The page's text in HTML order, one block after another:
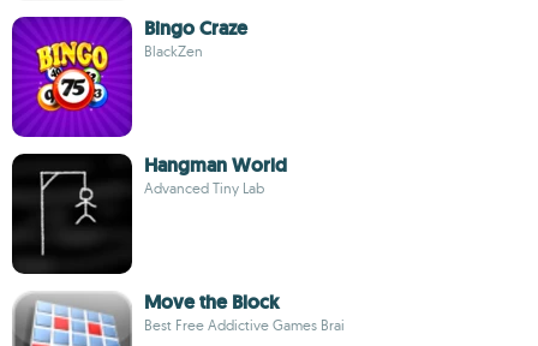
Bingo Craze
BlackZen
Hangman World
Advanced Tiny Lab
Move the Block
Best Free Addictive Games Brai